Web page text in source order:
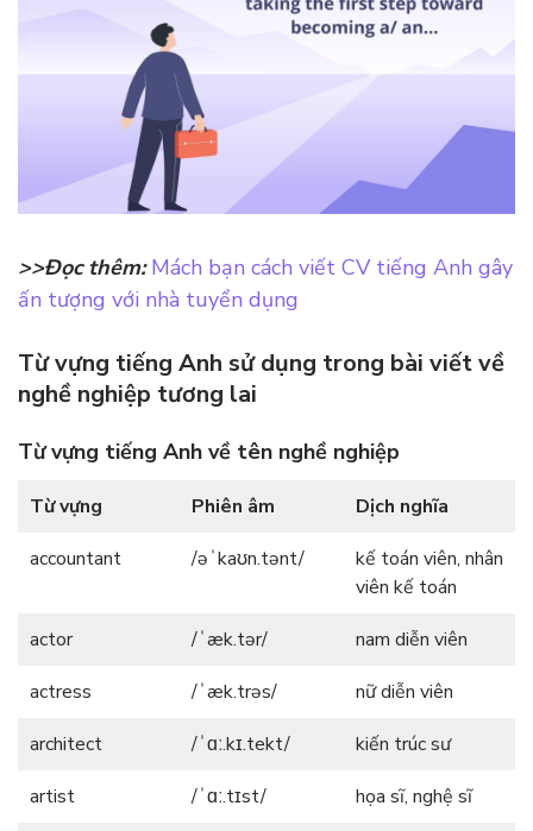
>>Đọc thêm:Mách bạn cách viết CV tiếng Anh gây
ấn tượng với nhà tuyển dụng
Từ vựng tiếng Anh sử dụng trong bài viết về
nghề nghiệp tương lai
Từ vựng tiếng Anh về tên nghề nghiệp
Từ vựng Phiên âm
Dịch nghĩa
accountant
/əˈkaʊn.tənt/
kế toán viên, nhân
viên kế toán
actor
/ˈæk.tər/
nam diễn viên
actress
/ˈæk.trəs/
nữ diễn viên
architect
/ˈɑː.kɪ.tekt/
kiến trúc sư
artist
/ˈɑː.tɪst/
họa sĩ, nghệ sĩ